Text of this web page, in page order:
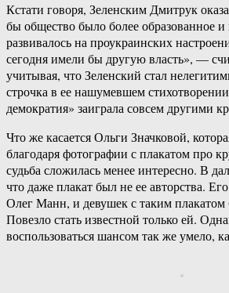
Кстати говоря, Зеленским Дмитрук
бы общество было более образованное и
развивалось на проукраинских
сегодня имели бы другую власть», —
учитывая, что Зеленский стал
строчка в ее нашумевшем
демократия» заиграла совсем другими
Что же касается Ольги Значковой,
благодаря фотографии с плакатом про
судьба сложилась менее интересно. В
что даже плакат был не ее авторства.
Олег Манн, и девушек с таким плакатом
Повезло стать известной только ей.
воспользоваться шансом так же умело,